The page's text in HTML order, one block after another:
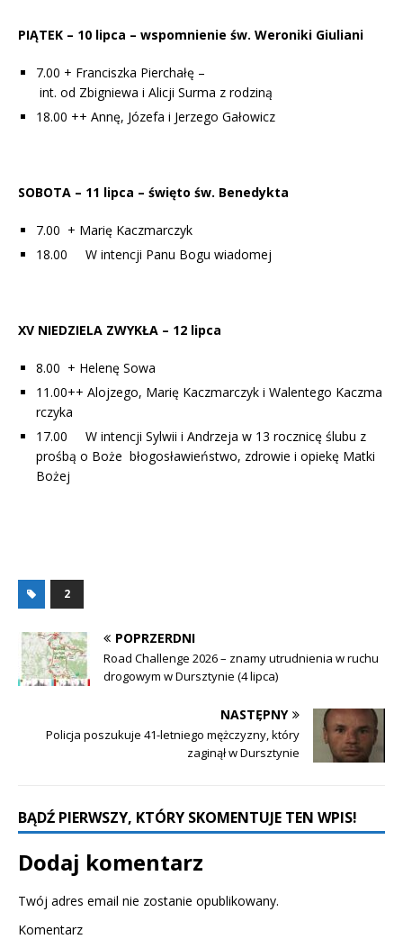
PIĄTEK – 10 lipca – wspomnienie św. Weroniki Giuliani
7.00 + Franciszka Pierchałę –
int. od Zbigniewa i Alicji Surma z rodziną
18.00 ++ Annę, Józefa i Jerzego Gałowicz
SOBOTA – 11 lipca – święto św. Benedykta
7.00 + Marię Kaczmarczyk
18.00 W intencji Panu Bogu wiadomej
XV NIEDZIELA ZWYKŁA – 12 lipca
8.00 + Helenę Sowa
11.00++ Alojzego, Marię Kaczmarczyk i Walentego Kaczma
rczyka
17.00 W intencji Sylwii i Andrzeja w 13 rocznicę ślubu z
prośbą o Boże błogosławieństwo, zdrowie i opiekę Matki
Bożej
2
POPRZERDNI
Road Challenge 2026 – znamy utrudnienia w ruchu
drogowym w Dursztynie (4 lipca)
NASTĘPNY
Policja poszukuje 41-letniego mężczyzny, który
zaginął w Dursztynie
BĄDŹ PIERWSZY, KTÓRY SKOMENTUJE TEN WPIS!
Dodaj komentarz
Twój adres email nie zostanie opublikowany.
Komentarz